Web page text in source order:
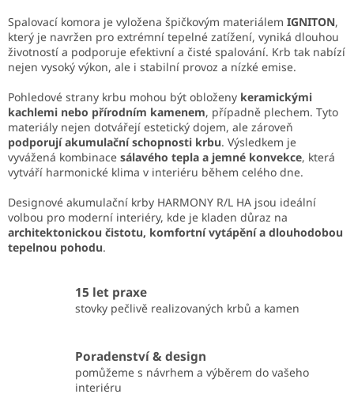
s
u
Spalovací komora je vyložena špičkovým materiálem IGNITON,
který je navržen pro extrémní tepelné zatížení, vyniká dlouhou
životností a podporuje efektivní a čisté spalování. Krb tak nabízí
nejen vysoký výkon, ale i stabilní provoz a nízké emise.
Pohledové strany krbu mohou být obloženy keramickými
kachlemi nebo přírodním kamenem, případně plechem. Tyto
materiály nejen dotvářejí estetický dojem, ale zároveň
podporují akumulační schopnosti krbu. Výsledkem je
vyvážená kombinace sálavého tepla a jemné konvekce, která
vytváří harmonické klima v interiéru během celého dne.
Designové akumulační krby HARMONY R/L HA jsou ideální
volbou pro moderní interiéry, kde je kladen důraz na
architektonickou čistotu, komfortní vytápění a dlouhodobou
tepelnou pohodu.
15 let praxe
stovky pečlivě realizovaných krbů a kamen
Poradenství & design
pomůžeme s návrhem a výběrem do vašeho
interiéru